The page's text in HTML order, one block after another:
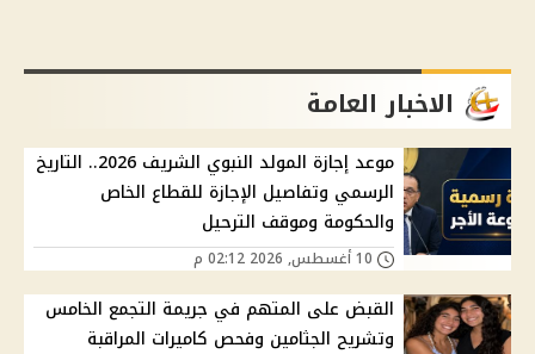
الاخبار العامة
موعد إجازة المولد النبوي الشريف 2026.. التاريخ
الرسمي وتفاصيل الإجازة للقطاع الخاص
والحكومة وموقف الترحيل
القبض على المتهم في جريمة التجمع الخامس
وتشريح الجثامين وفحص كاميرات المراقبة